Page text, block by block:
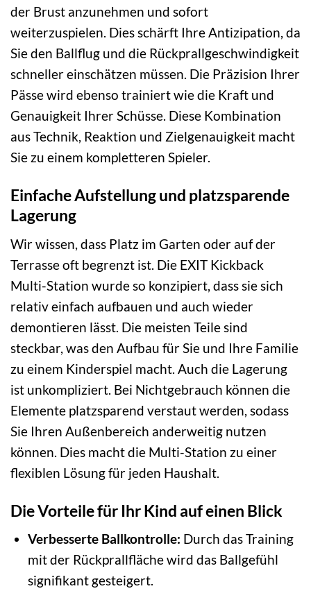
der Brust anzunehmen und sofort
weiterzuspielen. Dies schärft Ihre Antizipation, da
Sie den Ballflug und die Rückprallgeschwindigkeit
schneller einschätzen müssen. Die Präzision Ihrer
Pässe wird ebenso trainiert wie die Kraft und
Genauigkeit Ihrer Schüsse. Diese Kombination
aus Technik, Reaktion und Zielgenauigkeit macht
Sie zu einem kompletteren Spieler.
Einfache Aufstellung und platzsparende
Lagerung
Wir wissen, dass Platz im Garten oder auf der
Terrasse oft begrenzt ist. Die EXIT Kickback
Multi-Station wurde so konzipiert, dass sie sich
relativ einfach aufbauen und auch wieder
demontieren lässt. Die meisten Teile sind
steckbar, was den Aufbau für Sie und Ihre Familie
zu einem Kinderspiel macht. Auch die Lagerung
ist unkompliziert. Bei Nichtgebrauch können die
Elemente platzsparend verstaut werden, sodass
Sie Ihren Außenbereich anderweitig nutzen
können. Dies macht die Multi-Station zu einer
flexiblen Lösung für jeden Haushalt.
Die Vorteile für Ihr Kind auf einen Blick
Verbesserte Ballkontrolle: Durch das Training
mit der Rückprallfläche wird das Ballgefühl
signifikant gesteigert.